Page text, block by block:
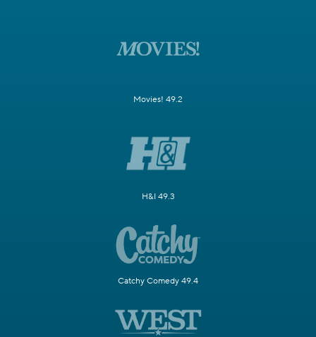
Movies! 49.2
H&I 49.3
Catchy Comedy 49.4